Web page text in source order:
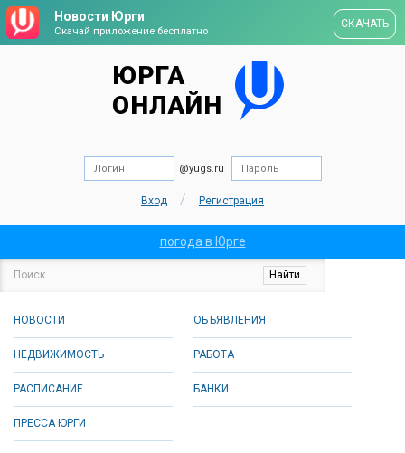
Новости Юрги
Скачай приложение бесплатно
СКАЧАТЬ
ЮРГА
ОНЛАЙН
@yugs.ru
Вход / Регистрация
погода в Юрге
НОВОСТИ ОБЪЯВЛЕНИЯ
НЕДВИЖИМОСТЬ РАБОТА
РАСПИСАНИЕ БАНКИ
ПРЕССА ЮРГИ